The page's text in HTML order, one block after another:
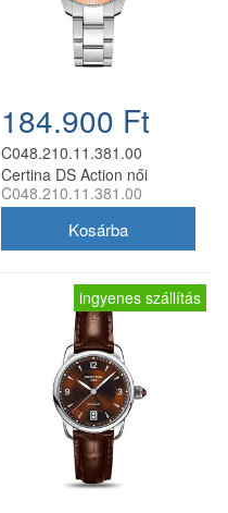
184.900 Ft
C048.210.11.381.00
Certina DS Action női
analóg karóra
C048.210.11.381.00
ingyenes szállítás